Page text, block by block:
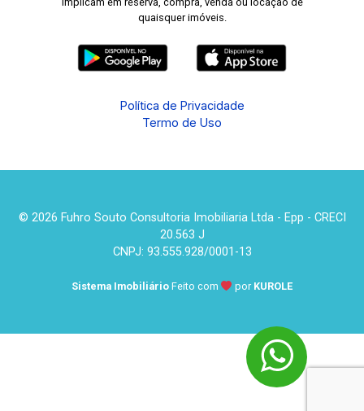
quaisquer imóveis.
Política de Privacidade
Termo de Uso
© 2026 Fuhro Souto Consultoria Imobiliaria Ltda - Epp - CRECI
20.563 J
CNPJ: 93.555.928/0001-13
Sistema Imobiliário Feito com por KUROLE